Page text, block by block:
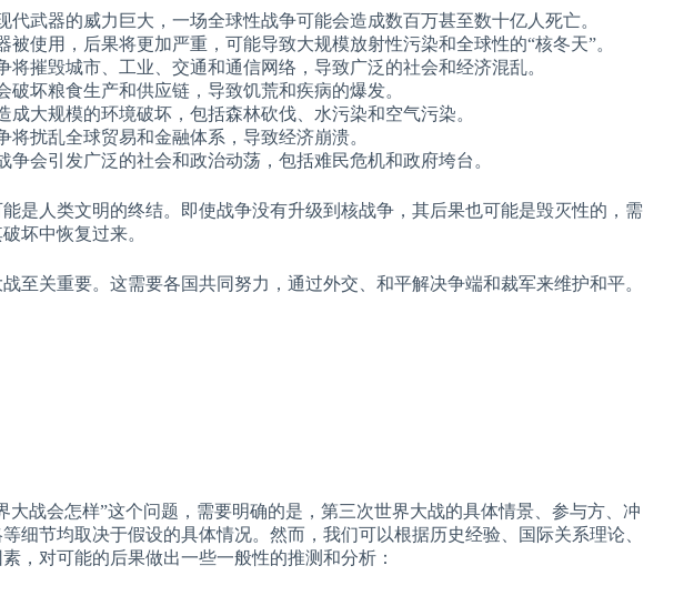
代武器的威力巨大，一场全球性战争可能会造成数百万甚至数十亿人死亡。
被使用，后果将更加严重，可能导致大规模放射性污染和全球性的“核冬天”。
将摧毁城市、工业、交通和通信网络，导致广泛的社会和经济混乱。
破坏粮食生产和供应链，导致饥荒和疾病的爆发。
成大规模的环境破坏，包括森林砍伐、水污染和空气污染。
将扰乱全球贸易和金融体系，导致经济崩溃。
争会引发广泛的社会和政治动荡，包括难民危机和政府垮台。
是人类文明的终结。即使战争没有升级到核战争，其后果也可能是毁灭性的，需
坏中恢复过来。
至关重要。这需要各国共同努力，通过外交、和平解决争端和裁军来维护和平。
大战会怎样”这个问题，需要明确的是，第三次世界大战的具体情景、参与方、冲
细节均取决于假设的具体情况。然而，我们可以根据历史经验、国际关系理论、
，对可能的后果做出一些一般性的推测和分析：